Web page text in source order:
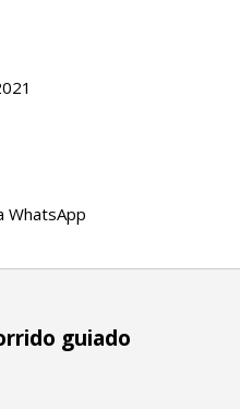
WhatsApp
guiado